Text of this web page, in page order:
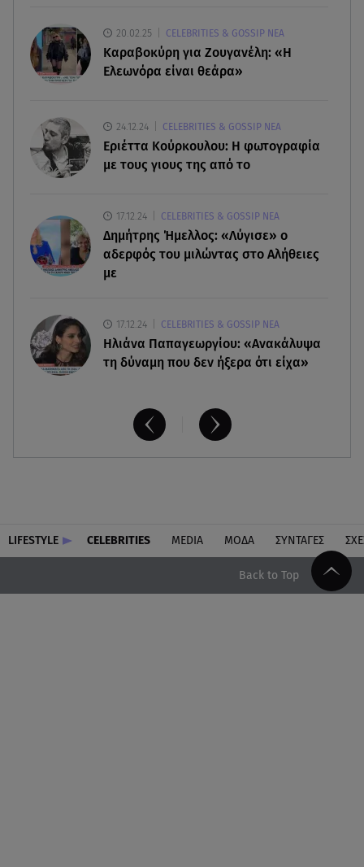
07.08.26 , 18:45
Φωτιά στο Στεφάνι Κορίνθου: Μήνυμα από το 112
- Σηκώθηκαν εναέρια μέσα
Έξοδος Αυγούστου: Στο 100% η πληρότητα για
Κυκλάδες
αποτελέσματα
20.02.25 CELEBRITIES & GOSSIP ΝΕΑ
Καραβοκύρη για Ζουγανέλη: «Η
Ελεωνόρα είναι θεάρα»
24.12.24 CELEBRITIES & GOSSIP ΝΕΑ
Εριέττα Κούρκουλου: Η φωτογραφία
με τους γιους της από το
17.12.24 CELEBRITIES & GOSSIP ΝΕΑ
Δημήτρης Ήμελλος: «Λύγισε» ο
αδερφός του μιλώντας στο Αλήθειες
με
17.12.24 CELEBRITIES & GOSSIP ΝΕΑ
Ηλιάνα Παπαγεωργίου: «Ανακάλυψα
τη δύναμη που δεν ήξερα ότι είχα»
LIFESTYLE CELEBRITIES MEDIA ΜΟΔΑ ΣΥΝΤΑΓΕΣ
Back to Top